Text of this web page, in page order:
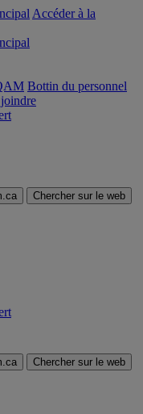
Accéder à la
Bottin du personnel
Chercher sur le web
Chercher sur le web